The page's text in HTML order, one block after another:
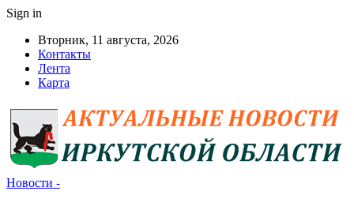
Sign in
Вторник, 11 августа, 2026
Контакты
Лента
Карта
Новости -